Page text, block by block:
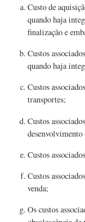
Custo de
quando haja
finalização e
Custos
quando haja
Custos
transportes;
Custos
desenvolvimento
Custos
Custos
venda;
Os custos